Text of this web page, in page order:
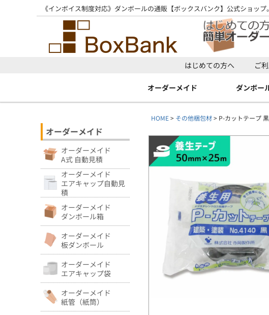
《インボイス制度対応》ダンボールの通販【ボックスバンク】公式ショッ
はじめての方へ ご
オーダーメイド ダンボー
オーダーメイド
オーダーメイド
A式 自動見積
オーダーメイド
エアキャップ自動見
積
オーダーメイド
ダンボール箱
オーダーメイド
板ダンボール
オーダーメイド
エアキャップ袋
オーダーメイド
紙管（紙筒）
HOME その他梱包材 P-カットテープ